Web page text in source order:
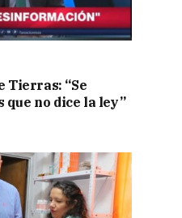
Tierras: “Se
que no dice la ley”